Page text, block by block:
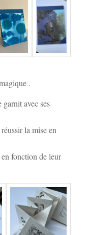
.
avec ses
la mise en
fonction de leur